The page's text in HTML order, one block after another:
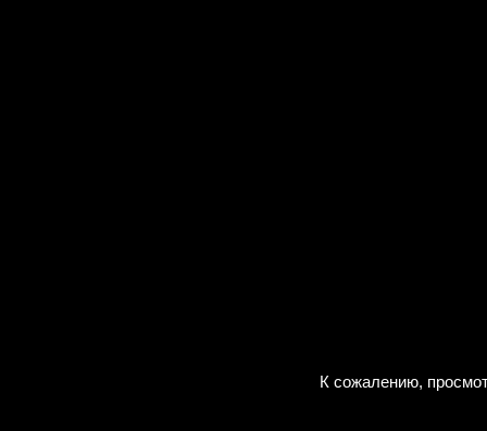
К сожалению,